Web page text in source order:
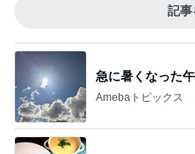
記事
急に暑くなった
Amebaトピックス